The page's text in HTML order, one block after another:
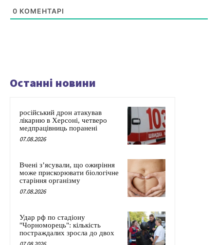
0 КОМЕНТАРІ
Останні новини
російський дрон атакував
лікарню в Херсоні, четверо
медпрацівниць поранені
07.08.2026
Вчені з’ясували, що ожиріння
може прискорювати біологічне
старіння організму
07.08.2026
Удар рф по стадіону
"Чорноморець": кількість
постраждалих зросла до двох